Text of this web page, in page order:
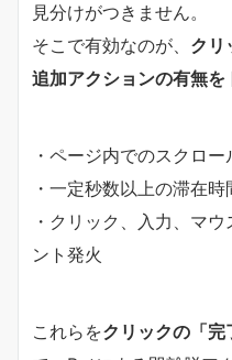
見分けがつきません。
そこで有効なのが、 クリ
追加アクションの有無
・ページ内でのスクロー
・一定秒数以上の滞在時
・クリック、入力、マ
ント発火
これらをクリックの「完